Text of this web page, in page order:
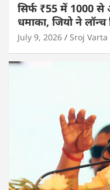
सिर्फ ₹55 में 1000 से
धमाका, जियो ने
July 9, 2026 Sroj Varta